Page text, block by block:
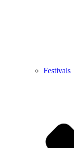
Festivals